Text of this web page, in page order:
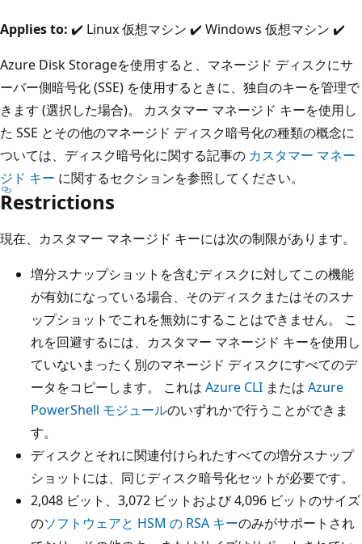
Applies to: ✔️ Linux 仮想マシン ✔️ Windows 仮想マシン ✔️
Azure Disk Storageを使用すると、マネージド ディスクにサ
ーバー側暗号化 (SSE) を使用するときに、独自のキーを管理で
きます (選択した場合)。 カスタマー マネージド キーを使用し
た SSE とその他のマネージド ディスク暗号化の種類の概念に
ついては、ディスク暗号化に関する記事の カスタマー マネー
ジド キー に関するセクションを参照してください。
Restrictions
現在、カスタマー マネージド キーには次の制限があります。
増分スナップショットを含むディスクに対してこの機能
が有効になっている場合、そのディスクまたはそのスナ
ップショットでこれを無効にすることはできません。 こ
れを回避するには、カスタマー マネージド キーを使用し
ていないまったく別のマネージド ディスクにすべてのデ
ータをコピーします。 これは Azure CLI または Azure
PowerShell モジュールのいずれかで行うことができま
す。
ディスクとそれに関連付けられたすべての増分スナップ
ショットには、同じディスク暗号化セットが必要です。
2,048 ビット、3,072 ビットおよび 4,096 ビットのサイズ
のソフトウェアと HSM の RSA キーのみがサポートされ